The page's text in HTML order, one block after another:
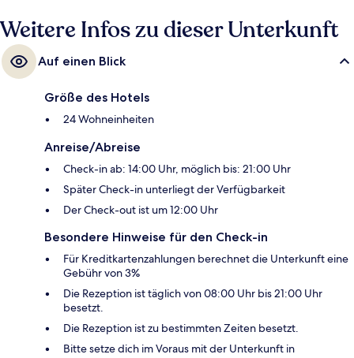
Weitere Infos zu dieser Unterkunft
Auf einen Blick
Größe des Hotels
24 Wohneinheiten
Anreise/Abreise
Check-in ab: 14:00 Uhr, möglich bis: 21:00 Uhr
Später Check-in unterliegt der Verfügbarkeit
Der Check-out ist um 12:00 Uhr
Besondere Hinweise für den Check-in
Für Kreditkartenzahlungen berechnet die Unterkunft eine
Gebühr von 3%
Die Rezeption ist täglich von 08:00 Uhr bis 21:00 Uhr
besetzt.
Die Rezeption ist zu bestimmten Zeiten besetzt.
Bitte setze dich im Voraus mit der Unterkunft in